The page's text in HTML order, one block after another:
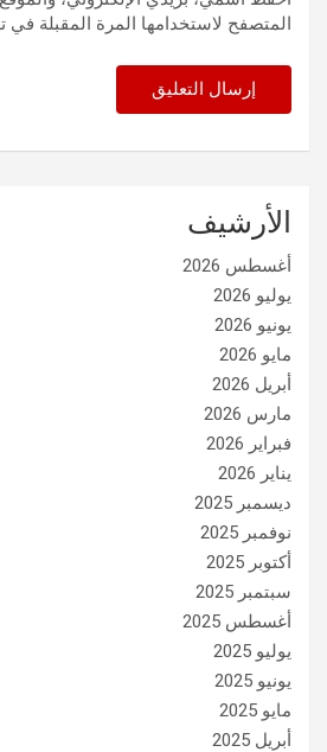
المتصفح لاستخدامها المرة المقبلة في
الأرشيف
أغسطس 2026
يوليو 2026
يونيو 2026
مايو 2026
أبريل 2026
مارس 2026
فبراير 2026
يناير 2026
ديسمبر 2025
نوفمبر 2025
أكتوبر 2025
سبتمبر 2025
أغسطس 2025
يوليو 2025
يونيو 2025
مايو 2025
أبريل 2025